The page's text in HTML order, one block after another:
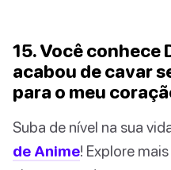
15. Você conhece
acabou de cavar
para o meu
Suba de nível na sua
de Anime! Explore